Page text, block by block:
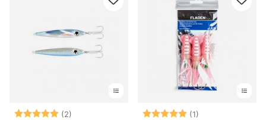
Betyg: (2)
5.0 utav 5 stjärnorBetyg: (1)